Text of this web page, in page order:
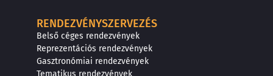
RENDEZVÉNYSZERVEZÉS
Belső céges rendezvények
Reprezentációs rendezvények
Gasztronómiai rendezvények